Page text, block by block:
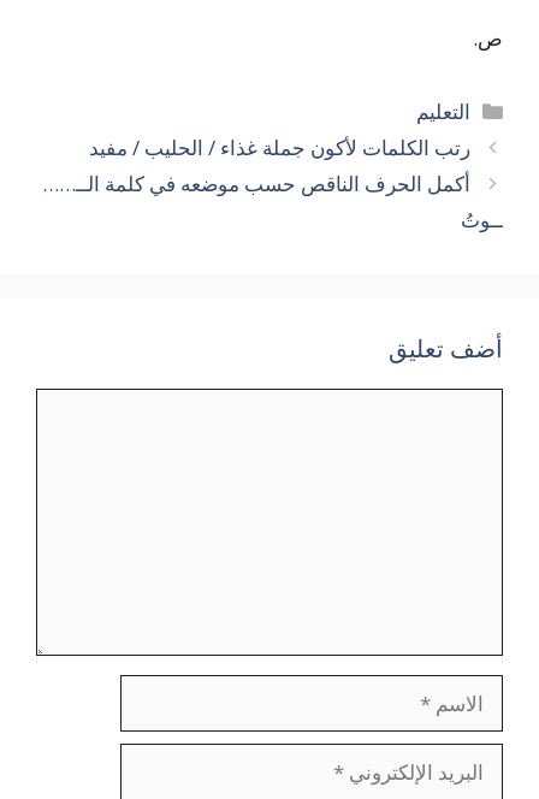
ص.
التصنيفات
التعليم
رتب الكلمات لأكون جملة غذاء / الحليب / مفيد
أكمل الحرف الناقص حسب موضعه في كلمة الــ……
ــوتُ
أضف تعليق
الإلكتروني